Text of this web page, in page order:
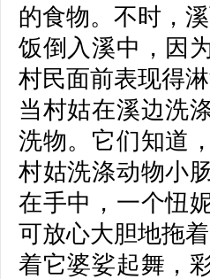
的食物。不时，
饭倒入溪中，因
村民面前表现得淋
当村姑在溪边洗
洗物。它们知道
村姑洗涤动物小
在手中，一个忸
可放心大胆地拖
着它婆娑起舞，